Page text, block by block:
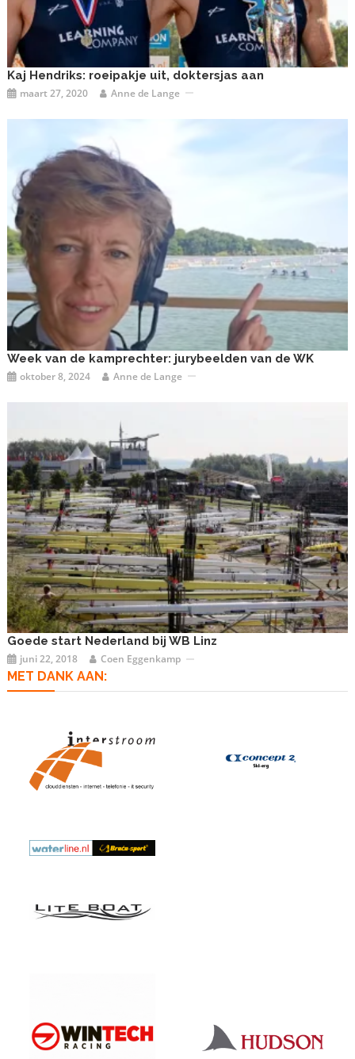
Kaj Hendriks: roeipakje uit, doktersjas aan
maart 27, 2020 Anne de Lange
Week van de kamprechter: jurybeelden van de WK
oktober 8, 2024 Anne de Lange
Goede start Nederland bij WB Linz
juni 22, 2018 Coen Eggenkamp
MET DANK AAN: